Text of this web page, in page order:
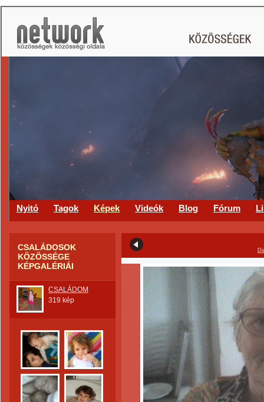
Nyitó Tagok Képek Videók Blog Fórum
CSALÁDOSOK
KÖZÖSSÉGE
KÉPGALÉRIÁI
CSALÁDOM
319 kép